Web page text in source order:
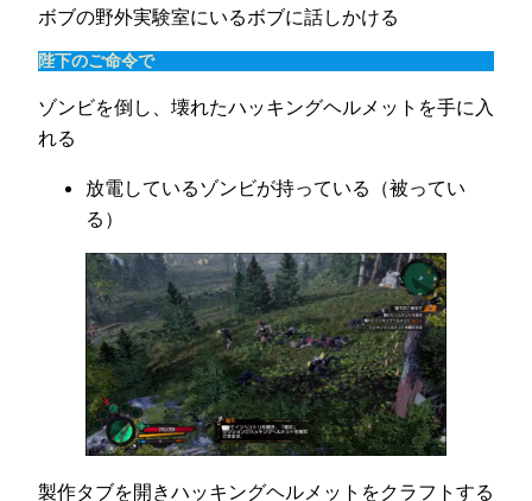
ボブの野外実験室にいるボブに話しかける
陛下のご命令で
ゾンビを倒し、壊れたハッキングヘルメットを手に入
れる
放電しているゾンビが持っている（被ってい
る）
製作タブを開きハッキングヘルメットをクラフトする